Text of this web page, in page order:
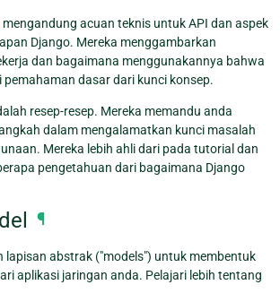
mengandung acuan teknis untuk API dan aspek
Django. Mereka menggambarkan
dan bagaimana menggunakannya bahwa
dasar dari kunci konsep.
resep-resep. Mereka memandu anda
dalam mengalamatkan kunci masalah
Mereka lebih ahli dari pada tutorial dan
pengetahuan dari bagaimana Django
¶
lapisan abstrak ("models") untuk membentuk
aplikasi jaringan anda. Pelajari lebih tentang